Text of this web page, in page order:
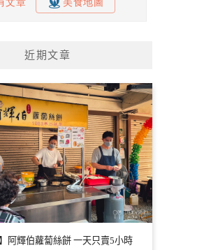
近期文章
阿輝伯蘿蔔絲餅 一天只賣5小時